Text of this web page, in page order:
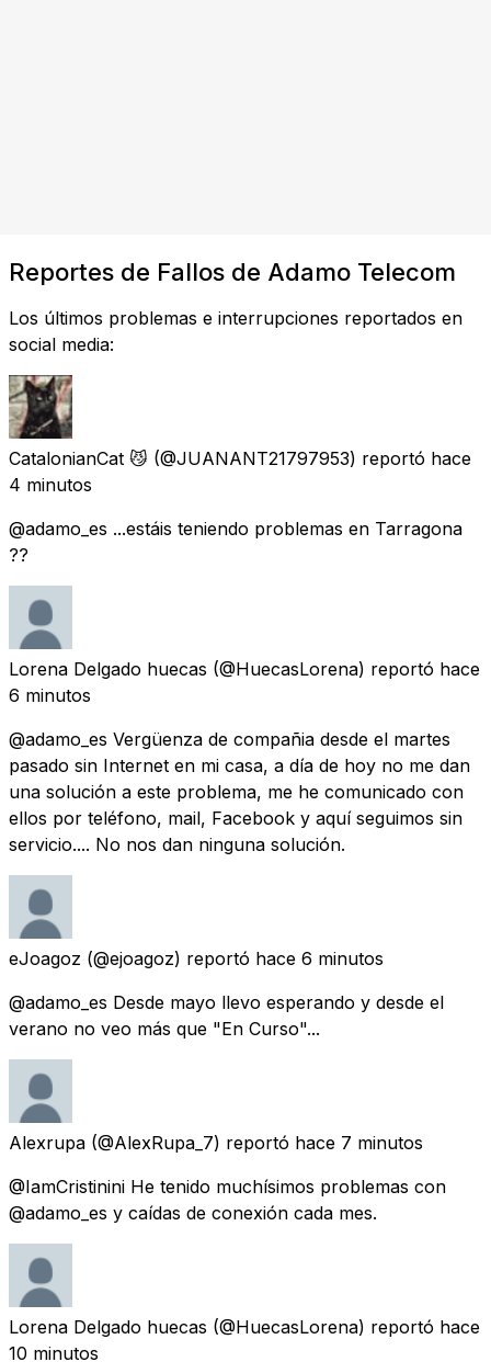
Reportes de Fallos de Adamo Telecom
Los últimos problemas e interrupciones reportados en
social media:
CatalonianCat 😼 (@JUANANT21797953) reportó hace
4 minutos
@adamo_es ...estáis teniendo problemas en Tarragona
??
Lorena Delgado huecas (@HuecasLorena) reportó hace
6 minutos
@adamo_es Vergüenza de compañia desde el martes
pasado sin Internet en mi casa, a día de hoy no me dan
una solución a este problema, me he comunicado con
ellos por teléfono, mail, Facebook y aquí seguimos sin
servicio.... No nos dan ninguna solución.
eJoagoz (@ejoagoz) reportó hace 6 minutos
@adamo_es Desde mayo llevo esperando y desde el
verano no veo más que "En Curso"...
Alexrupa (@AlexRupa_7) reportó hace 7 minutos
@IamCristinini He tenido muchísimos problemas con
@adamo_es y caídas de conexión cada mes.
Lorena Delgado huecas (@HuecasLorena) reportó hace
10 minutos